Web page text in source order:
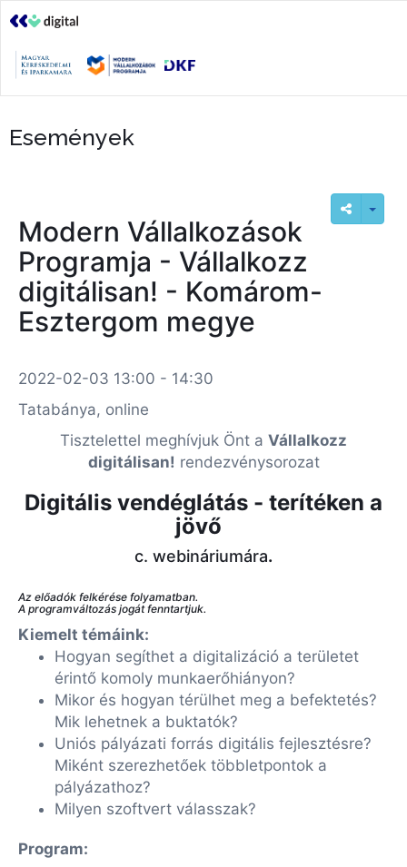
Események
Modern Vállalkozások
Programja - Vállalkozz
digitálisan! - Komárom-
Esztergom megye
2022-02-03 13:00 - 14:30
Tatabánya, online
Tisztelettel meghívjuk Önt a Vállalkozz
digitálisan! rendezvénysorozat
Digitális vendéglátás - terítéken a
jövő
c. webináriumára.
Az előadók felkérése folyamatban.
A programváltozás jogát fenntartjuk.
Kiemelt témáink:
Hogyan segíthet a digitalizáció a területet
érintő komoly munkaerőhiányon?
Mikor és hogyan térülhet meg a befektetés?
Mik lehetnek a buktatók?
Uniós pályázati forrás digitális fejlesztésre?
Miként szerezhetőek többletpontok a
pályázathoz?
Milyen szoftvert válasszak?
Program: